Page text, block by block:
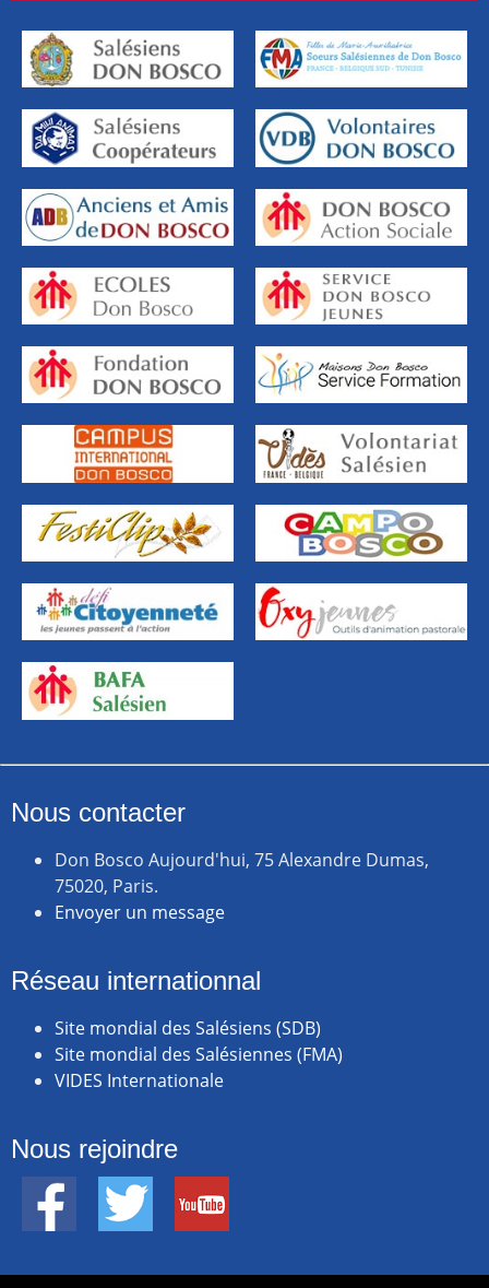
Nous contacter
Don Bosco Aujourd'hui, 75 Alexandre Dumas,
75020, Paris.
Envoyer un message
Réseau internationnal
Site mondial des Salésiens (SDB)
Site mondial des Salésiennes (FMA)
VIDES Internationale
Nous rejoindre